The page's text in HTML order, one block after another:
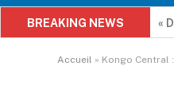
BREAKING NEWS
Accueil » Kongo Central